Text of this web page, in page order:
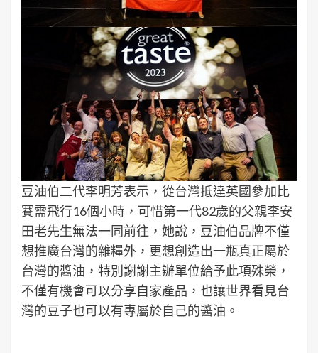
豆油伯二代李明芳表示，從台灣抵達英國參加比
賽需飛行16個小時，可惜第一代82歲的父親李安
田老先生無法一同前往，她說，豆油伯品牌不僅
想推廣台灣的雜糧外，更想創造出一瓶真正屬於
台灣的醬油，特別謝謝主辦單位給予此項殊榮，
不僅有機會可以分享自家產品，也讓世界看見台
灣的豆子也可以有專屬於自己的醬油。